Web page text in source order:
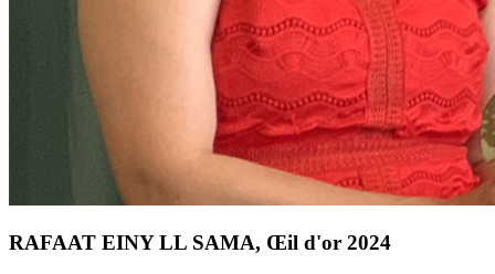
RAFAAT EINY LL SAMA, Œil d'or 2024